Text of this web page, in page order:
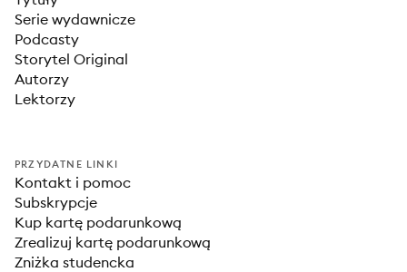
Serie wydawnicze
Podcasty
Storytel Original
Autorzy
Lektorzy
PRZYDATNE LINKI
Kontakt i pomoc
Subskrypcje
Kup kartę podarunkową
Zrealizuj kartę podarunkową
Zniżka studencka